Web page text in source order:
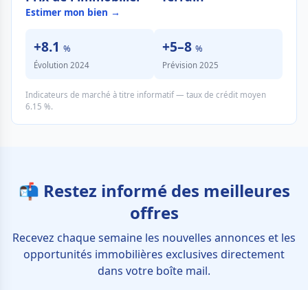
Estimer mon bien →
+8.1 %
Évolution 2024
+5–8 %
Prévision 2025
Indicateurs de marché à titre informatif — taux de crédit moyen
6.15 %.
📬 Restez informé des meilleures
offres
Recevez chaque semaine les nouvelles annonces et les
opportunités immobilières exclusives directement
dans votre boîte mail.